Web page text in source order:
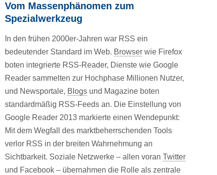
Vom Massenphänomen zum
Spezialwerkzeug
In den frühen 2000er-Jahren war RSS ein
bedeutender Standard im Web. Browser wie Firefox
boten integrierte RSS-Reader, Dienste wie Google
Reader sammelten zur Hochphase Millionen Nutzer,
und Newsportale, Blogs und Magazine boten
standardmäßig RSS-Feeds an. Die Einstellung von
Google Reader 2013 markierte einen Wendepunkt:
Mit dem Wegfall des marktbeherrschenden Tools
verlor RSS in der breiten Wahrnehmung an
Sichtbarkeit. Soziale Netzwerke – allen voran Twitter
und Facebook – übernahmen die Rolle als zentrale